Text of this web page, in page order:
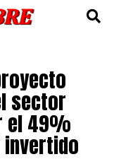
sector
el 49%
invertido